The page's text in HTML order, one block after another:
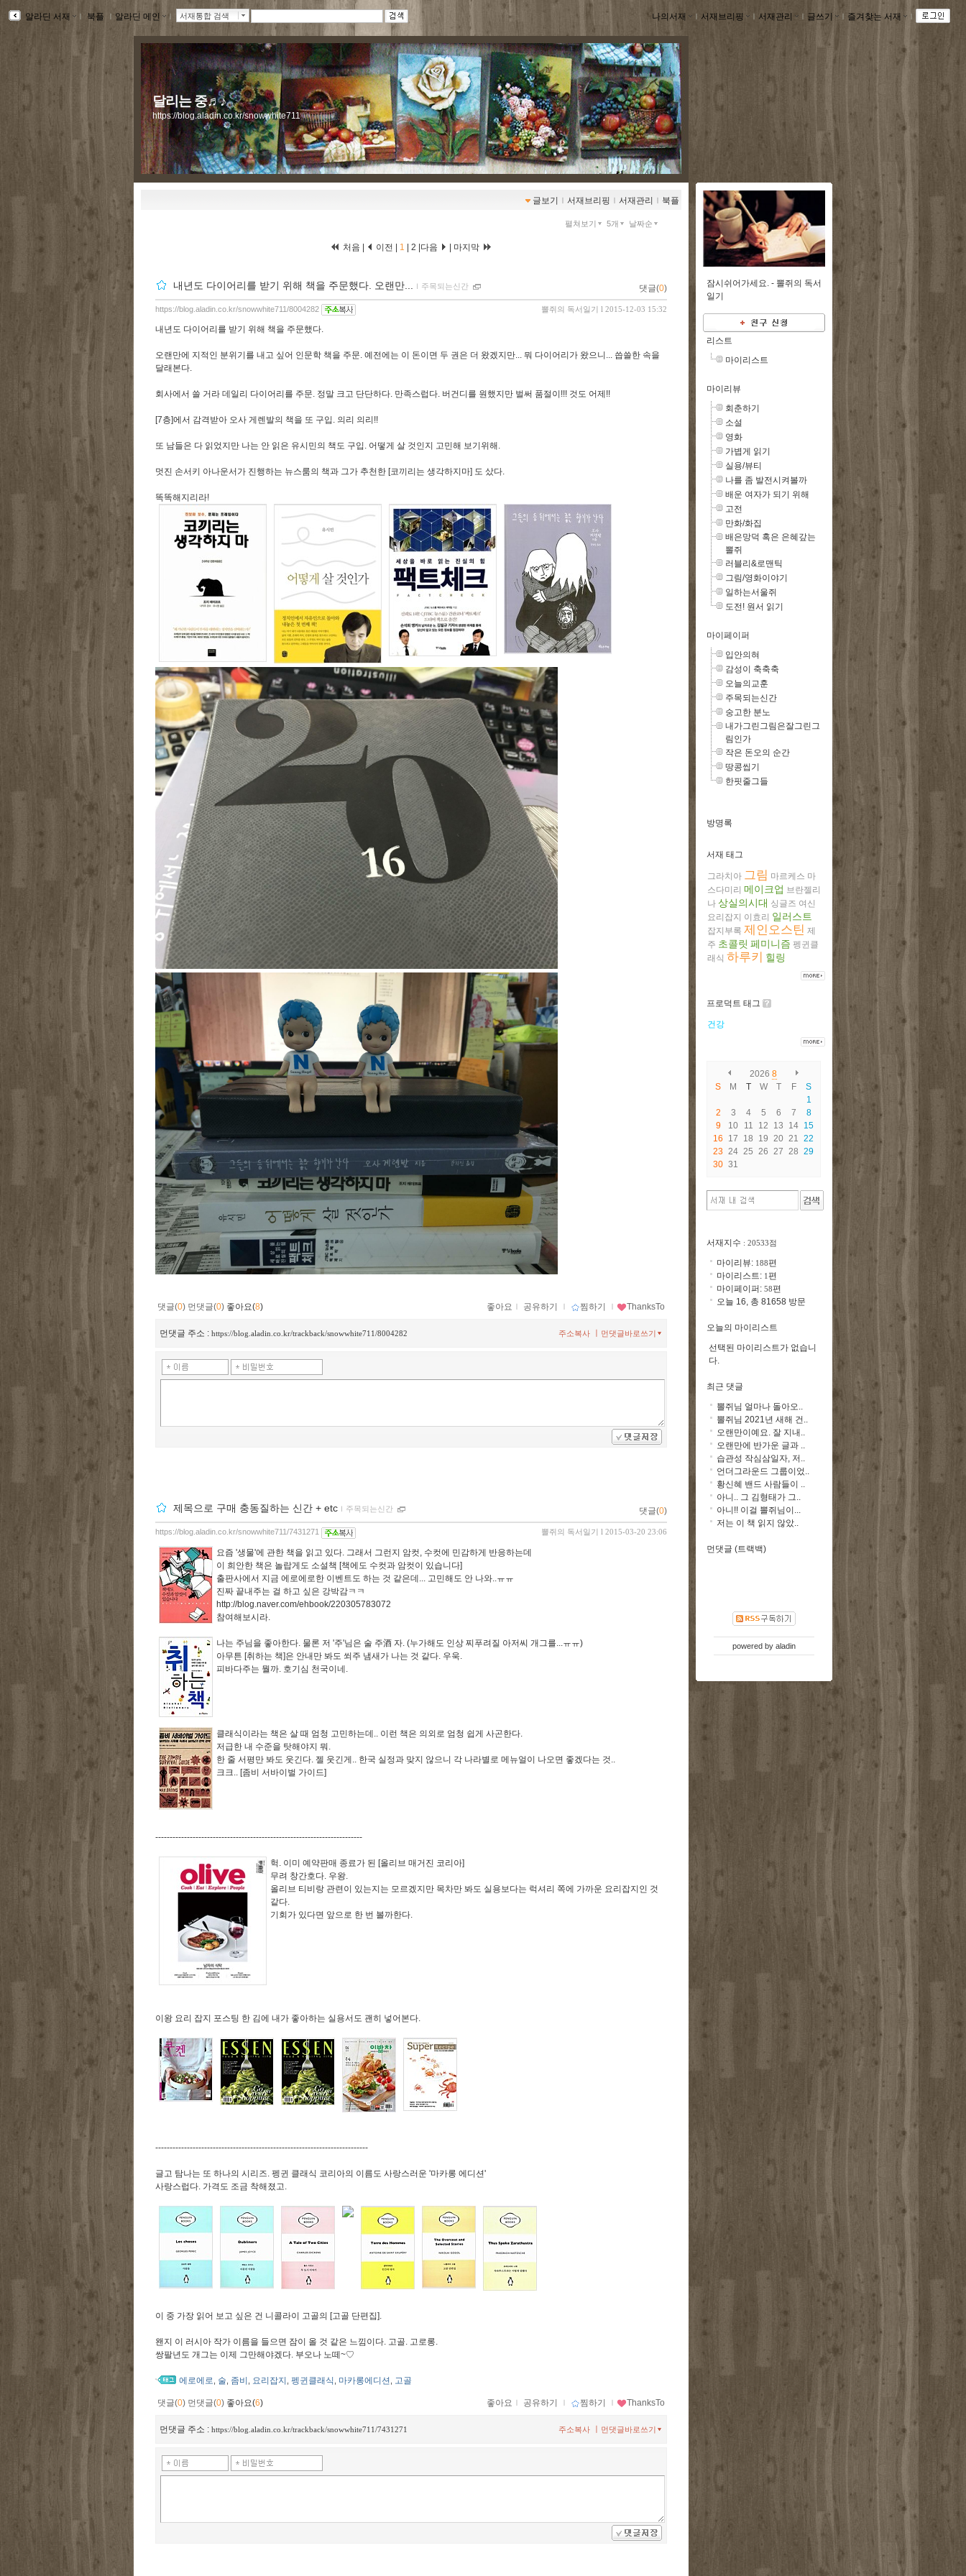
알라딘 서재 ｌ 북플 ｌ 알라딘 메인 ｌ 서재통합 검색 나의서재 ｌ 서재브리핑 ｌ 서재관리 ｌ 글쓰기 ｌ 즐겨찾는 서재 ｌ
달리는 중♬♪
https://blog.aladin.co.kr/snowwhite711
글보기 ｌ 서재브리핑 ｌ 서재관리 ｌ 북플
펼쳐보기 5개 날짜순
처음 | 이전 | 1 2 다음 마지막
내년도 다이어리를 받기 위해 책을 주문했다. 오랜만... ｌ 주목되는신간 댓글(0)
뽈쥐의 독서일기 l 2015-12-03 15:32
https://blog.aladin.co.kr/snowwhite711/8004282
내년도 다이어리를 받기 위해 책을 주문했다.
오랜만에 지적인 분위기를 내고 싶어 인문학 책을 주문. 예전에는 이 돈이면 두 권은 더 왔겠지만... 뭐 다이어리가 왔으니... 씁쓸한 속을
달래본다.
회사에서 쓸 거라 데일리 다이어리를 주문. 정말 크고 단단하다. 만족스럽다. 버건디를 원했지만 벌써 품절이!!! 것도 어제!!
[7층]에서 감격받아 오사 게렌발의 책을 또 구입. 의리 의리!!
또 남들은 다 읽었지만 나는 안 읽은 유시민의 책도 구입. 어떻게 살 것인지 고민해 보기위해.
멋진 손서키 아나운서가 진행하는 뉴스룸의 책과 그가 추천한 [코끼리는 생각하지마] 도 샀다.
똑똑해지리라!
댓글(0) 먼댓글(0) 좋아요(8) 좋아요 ｌ 공유하기 ｌ 찜하기 ｌ ThanksTo
먼댓글 주소 : https://blog.aladin.co.kr/trackback/snowwhite711/8004282 먼댓글바로쓰기
주소복사
제목으로 구매 충동질하는 신간 + etc ｌ 주목되는신간 댓글(0)
뽈쥐의 독서일기 l 2015-03-20 23:06
https://blog.aladin.co.kr/snowwhite711/7431271
요즘 '생물'에 관한 책을 읽고 있다. 그래서 그런지 암컷, 수컷에 민감하게 반응하는데
이 희안한 책은 놀랍게도 소설책 [책에도 수컷과 암컷이 있습니다]
출판사에서 지금 에로에로한 이벤트도 하는 것 같은데... 고민해도 안 나와..ㅠㅠ
진짜 끝내주는 걸 하고 싶은 강박감ㅋㅋ
http://blog.naver.com/ehbook/220305783072
참여해보시라.
나는 주님을 좋아한다. 물론 저 '주'님은 술 주酒 자. (누가해도 인상 찌푸려질 아저씨 개그를...ㅠㅠ)
아무튼 [취하는 책]은 안내만 봐도 쐬주 냄새가 나는 것 같다. 우욱.
피바다주는 뭘까. 호기심 천국이네.
클래식이라는 책은 살 때 엄청 고민하는데.. 이런 책은 의외로 엄청 쉽게 사곤한다.
저급한 내 수준을 탓해야지 뭐.
한 줄 서평만 봐도 웃긴다. 젤 웃긴게.. 한국 실정과 맞지 않으니 각 나라별로 메뉴얼이 나오면 좋겠다는 것..
크크.. [좀비 서바이벌 가이드]
------------------------------------------------------------------------
헉. 이미 예약판매 종료가 된 [올리브 매거진 코리아]
무려 창간호다. 우왕.
올리브 티비랑 관련이 있는지는 모르겠지만 목차만 봐도 실용보다는 럭셔리 쪽에 가까운 요리잡지인 것
같다.
기회가 있다면 앞으로 한 번 볼까한다.
이왕 요리 잡지 포스팅 한 김에 내가 좋아하는 실용서도 괜히 넣어본다.
--------------------------------------------------------------------------
글고 탐나는 또 하나의 시리즈. 펭귄 클래식 코리아의 이름도 사랑스러운 '마카롱 에디션'
사랑스럽다. 가격도 조금 착해졌고.
이 중 가장 읽어 보고 싶은 건 니콜라이 고골의 [고골 단편집].
왠지 이 러시아 작가 이름을 들으면 잠이 올 것 같은 느낌이다. 고골. 고로롱.
쌍팔년도 개그는 이제 그만해야겠다. 부오나 노떼~♡
에로에로 술 좀비 요리잡지 펭귄클래식 마카롱에디션 고골
댓글(0) 먼댓글(0) 좋아요(6) 좋아요 ｌ 공유하기 ｌ 찜하기 ｌ ThanksTo
먼댓글 주소 : https://blog.aladin.co.kr/trackback/snowwhite711/7431271 먼댓글바로쓰기
주소복사
잠시쉬어가세요. - 뽈쥐의 독서
일기
리스트
마이리스트
마이리뷰
회춘하기
소설
영화
가볍게 읽기
실용/뷰티
나를 좀 발전시켜볼까
배운 여자가 되기 위해
고전
만화/화집
배은망덕 혹은 은혜갚는
뽈쥐
러블리&로맨틱
그림/영화이야기
일하는서울쥐
도전! 원서 읽기
마이페이퍼
입안의혀
감성이 축축축
오늘의교훈
주목되는신간
숭고한 분노
내가그린그림은잘그린그
림인가
작은 돈오의 순간
땅콩씹기
한핏줄그들
방명록
서재 태그
그라치아 그림 마르케스 마
스다미리 메이크업 브란젤리
나 상실의시대 싱글즈 여신
요리잡지 이효리 일러스트
잡지부록 제인오스틴 제
주 초콜릿 페미니즘 펭귄클
래식 하루키 힐링
프로덕트 태그
건강
2026 8
S
M T W T F
S
1
2
3 4 5 6 7
8
9
10 11 12 13 14 15
16
17 18 19 20 21
22
23 24 25 26 27 28 29
30 31
서재지수 : 20533점
마이리뷰: 188편
마이리스트: 1편
마이페이퍼: 58편
오늘 16, 총 81658 방문
오늘의 마이리스트
선택된 마이리스트가 없습니
다.
최근 댓글
뽈쥐님 얼마나 돌아오..
뽈쥐님 2021년 새해 건..
오랜만이예요. 잘 지내..
오랜만에 반가운 글과 ..
습관성 작심삼일자, 저..
언더그라운드 그룹이었..
황신혜 밴드 사람들이 ..
아니.. 그 김형태가 그..
아니!! 이걸 뽈쥐님이...
저는 이 책 읽지 않았..
먼댓글 (트랙백)
powered by aladin